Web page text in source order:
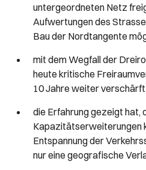
untergeordneten Netz
Aufwertungen des
Bau der Nordtangente
mit dem Wegfall der
heute kritische
10 Jahre weiter
die Erfahrung gezeigt hat,
Kapazitätserweiterungen
Entspannung der
nur eine geografische